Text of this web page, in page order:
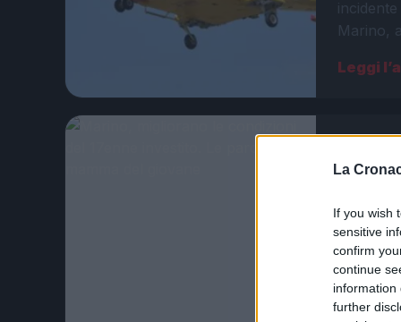
La
If you wish
sensitive
confirm
continue
information
further
Marino,
Leggi
17
Il grave